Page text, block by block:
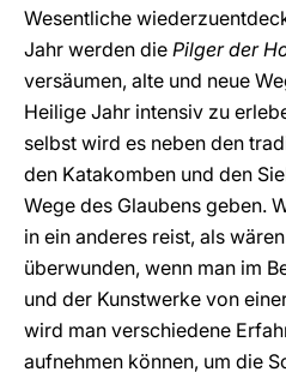
Wesentliche
Jahr werden die Pilger der
versäumen, alte und neue
Heilige Jahr intensiv zu
selbst wird es neben den
den Katakomben und den
Wege des Glaubens geben.
in ein anderes reist, als
überwunden, wenn man im
und der Kunstwerke von
wird man verschiedene
aufnehmen können, um die